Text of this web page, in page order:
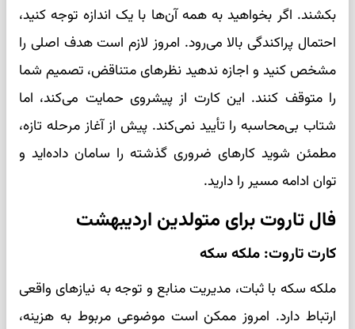
بکشند. اگر بخواهید به همه آن‌ها با یک اندازه توجه کنید،
احتمال پراکندگی بالا می‌رود. امروز لازم است هدف اصلی را
مشخص کنید و اجازه ندهید نظرهای متناقض، تصمیم شما
را متوقف کنند. این کارت از پیشروی حمایت می‌کند، اما
شتاب بی‌محاسبه را تأیید نمی‌کند. پیش از آغاز مرحله تازه،
مطمئن شوید کارهای ضروری گذشته را سامان داده‌اید و
توان ادامه مسیر را دارید.
فال تاروت برای متولدین اردیبهشت
کارت تاروت: ملکه سکه
ملکه سکه با ثبات، مدیریت منابع و توجه به نیازهای واقعی
ارتباط دارد. امروز ممکن است موضوعی مربوط به هزینه،